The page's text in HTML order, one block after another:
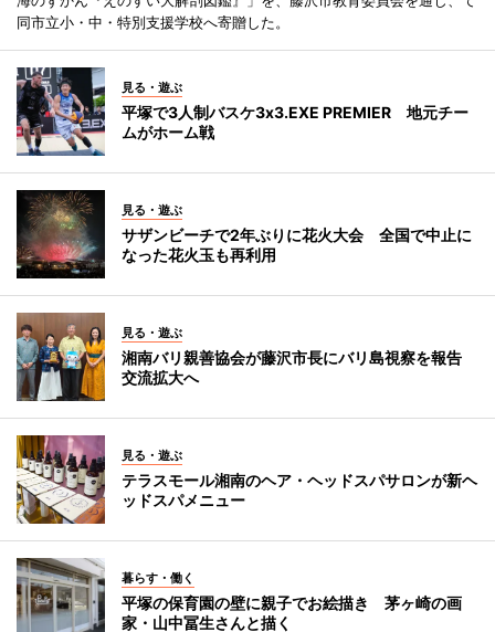
同市立小・中・特別支援学校へ寄贈した。
見る・遊ぶ
平塚で3人制バスケ3x3.EXE PREMIER 地元チー
ムがホーム戦
見る・遊ぶ
サザンビーチで2年ぶりに花火大会 全国で中止に
なった花火玉も再利用
見る・遊ぶ
湘南バリ親善協会が藤沢市長にバリ島視察を報告
交流拡大へ
見る・遊ぶ
テラスモール湘南のヘア・ヘッドスパサロンが新ヘ
ッドスパメニュー
暮らす・働く
平塚の保育園の壁に親子でお絵描き 茅ヶ崎の画
家・山中冨生さんと描く